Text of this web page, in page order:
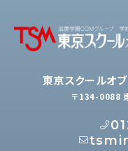
東京スクールオ
〒134-0088